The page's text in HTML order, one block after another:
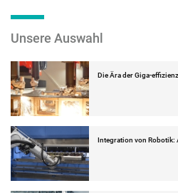
Unsere Auswahl
Die Ära der Giga-
Integration von Robotik: